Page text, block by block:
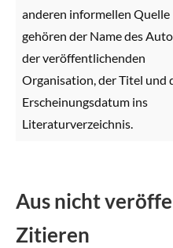
anderen informellen Quelle
gehören der Name des
der veröffentlichenden
Organisation, der Titel und
Erscheinungsdatum ins
Literaturverzeichnis.
Aus nicht
Zitieren